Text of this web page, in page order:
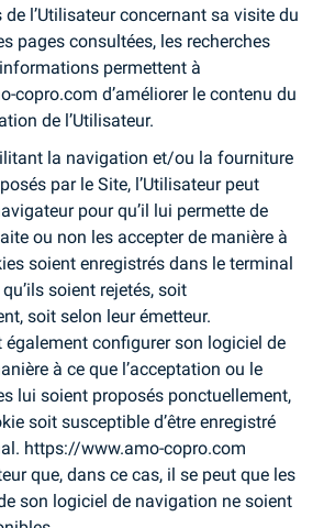
l’Utilisateur concernant sa visite du
pages consultées, les recherches
permettent à
copro.com d’améliorer le contenu du
de l’Utilisateur.
la navigation et/ou la fourniture
par le Site, l’Utilisateur peut
pour qu’il lui permette de
ou non les accepter de manière à
soient enregistrés dans le terminal
soient rejetés, soit
soit selon leur émetteur.
également configurer son logiciel de
à ce que l’acceptation ou le
lui soient proposés ponctuellement,
soit susceptible d’être enregistré
https://www.amo-copro.com
que, dans ce cas, il se peut que les
son logiciel de navigation ne soient